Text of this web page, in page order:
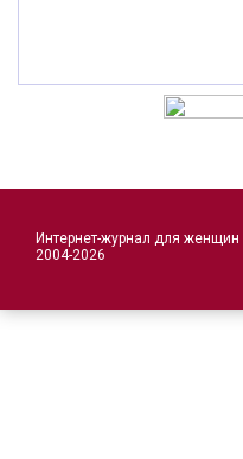
Интернет-журнал для женщин
2004-2026